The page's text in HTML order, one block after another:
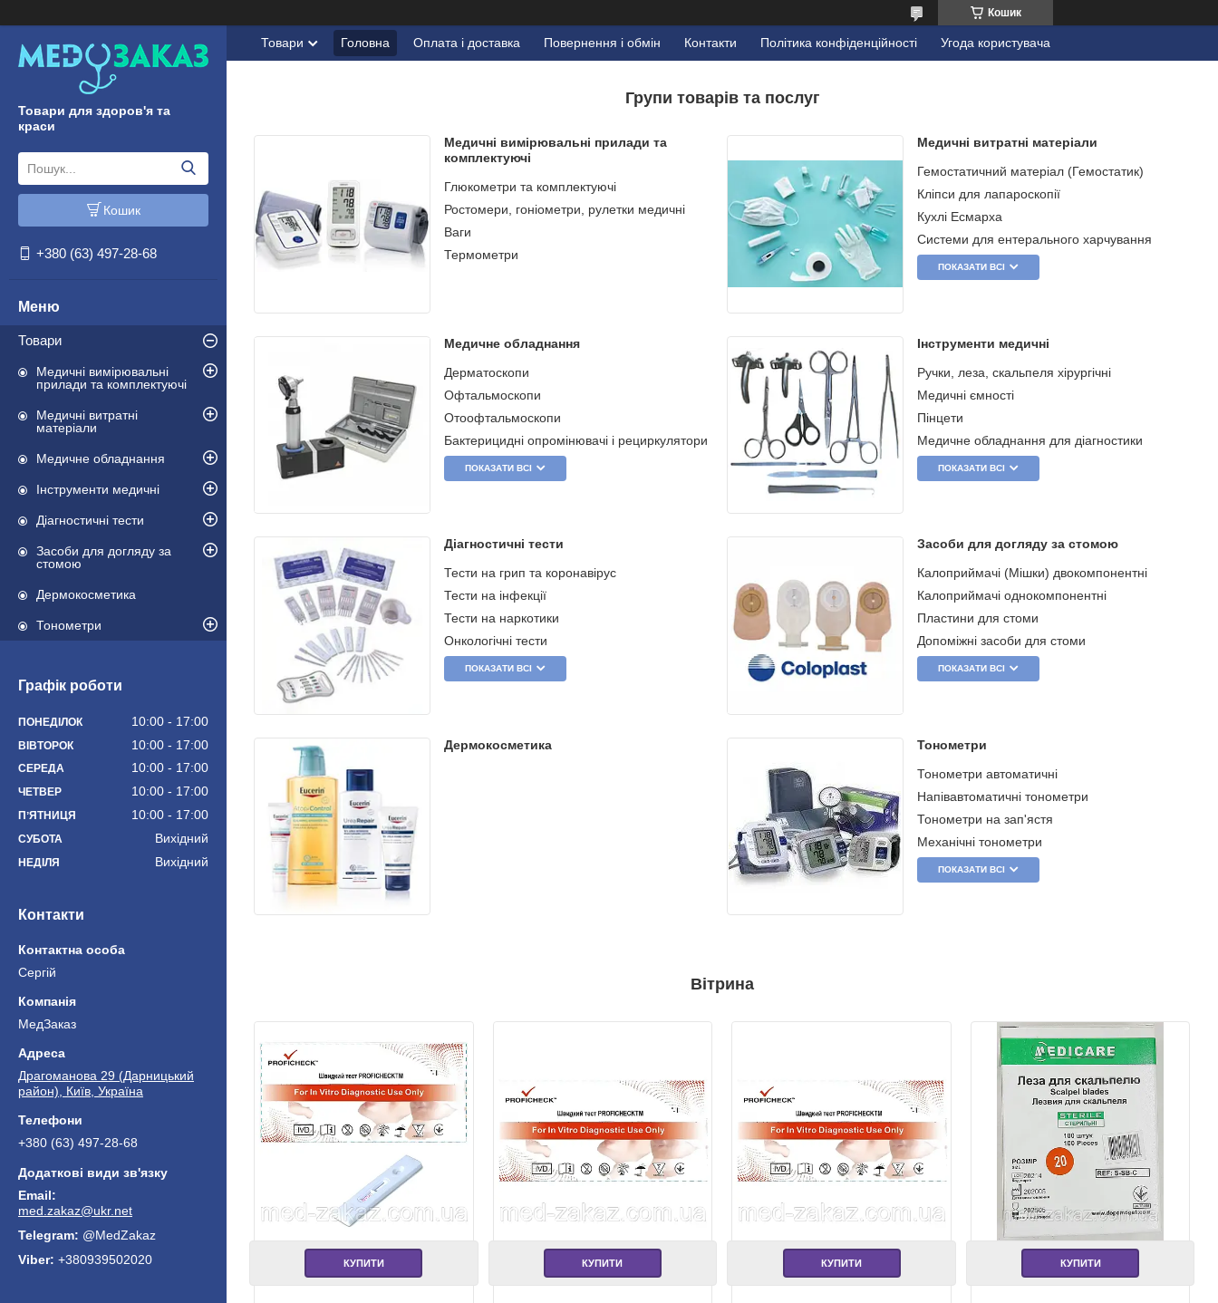
Кошик
Товари для здоров'я та
краси
Кошик
+380 (63) 497-28-68
Товари
Медичні вимірювальні
прилади та комплектуючі
Медичні витратні
матеріали
Медичне обладнання
Інструменти медичні
Діагностичні тести
Засоби для догляду за
стомою
Дермокосметика
Тонометри
Графік роботи
ПОНЕДІЛОК 10:00 17:00
ВІВТОРОК 10:00 17:00
СЕРЕДА 10:00 17:00
ЧЕТВЕР 10:00 17:00
ПʼЯТНИЦЯ 10:00 17:00
СУБОТА Вихідний
НЕДІЛЯ Вихідний
Контакти
Сергій
МедЗаказ
Драгоманова 29 (Дарницький
район), Київ, Україна
+380 (63) 497-28-68
med.zakaz@ukr.net
@MedZakaz
+380939502020
Товари Головна Оплата і доставка Повернення і обмін Контакти Політика конфіденційності Угода користувача
Групи товарів та послуг
Медичні вимірювальні прилади та
комплектуючі
Глюкометри та комплектуючі
Ростомери, гоніометри, рулетки медичні
Ваги
Термометри
Медичні витратні матеріали
Гемостатичний матеріал (Гемостатик)
Кліпси для лапароскопії
Кухлі Есмарха
Системи для ентерального харчування
ПОКАЗАТИ ВСІ
Медичне обладнання
Дерматоскопи
Офтальмоскопи
Отоофтальмоскопи
Бактерицидні опромінювачі і рециркулятори
ПОКАЗАТИ ВСІ
Інструменти медичні
Ручки, леза, скальпеля хірургічні
Медичні ємності
Пінцети
Медичне обладнання для діагностики
ПОКАЗАТИ ВСІ
Діагностичні тести
Тести на грип та коронавірус
Тести на інфекції
Тести на наркотики
Онкологічні тести
ПОКАЗАТИ ВСІ
Засоби для догляду за стомою
Калоприймачі (Мішки) двокомпонентні
Калоприймачі однокомпонентні
Пластини для стоми
Допоміжні засоби для стоми
ПОКАЗАТИ ВСІ
Дермокосметика
Тонометри
Тонометри автоматичні
Напівавтоматичні тонометри
Тонометри на зап'ястя
Механічні тонометри
ПОКАЗАТИ ВСІ
Вітрина
КУПИТИ КУПИТИ КУПИТИ КУПИТИ